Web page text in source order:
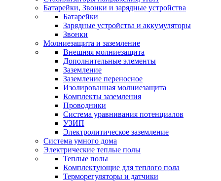
Батарейки, Звонки и зарядные устройства
Батарейки
Зарядные устройства и аккумуляторы
Звонки
Молниезащита и заземление
Внешняя молниезащита
Дополнительные элементы
Заземление
Заземление переносное
Изолированная молниезащита
Комплекты заземления
Проводники
Система уравнивания потенциалов
УЗИП
Электролитическое заземление
Система умного дома
Электрические теплые полы
Теплые полы
Комплектующие для теплого пола
Терморегуляторы и датчики